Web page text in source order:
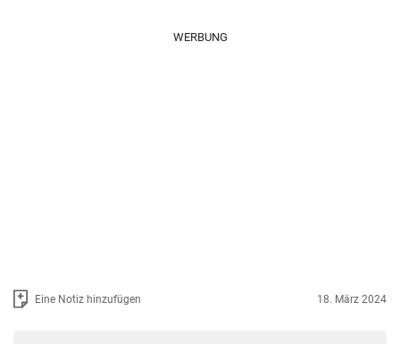
WERBUNG
Eine Notiz hinzufügen 18. März 2024